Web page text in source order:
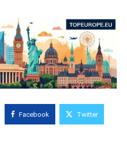
Facebook Twitter